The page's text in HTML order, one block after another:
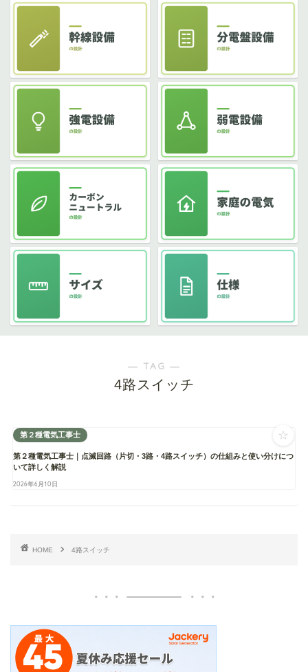
― TAG ―
4路スイッチ
第２種電気工事士
第２種電気工事士｜点滅回路（片切・3路・4路スイッチ）の仕組みと使い分けにつ
いて詳しく解説
2026年6月10日
☆
HOME 4路スイッチ